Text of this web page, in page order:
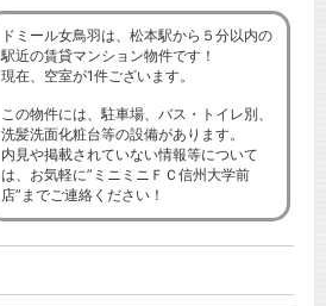
ドミール女鳥羽は、松本駅から５分以内の
駅近の賃貸マンション物件です！
現在、空室が1件ございます。
この物件には、駐車場、バス・トイレ別、
洗髪洗面化粧台等の設備があります。
内見や掲載されていない情報等について
は、お気軽に”ミニミニＦＣ信州大学前
店”までご連絡ください！